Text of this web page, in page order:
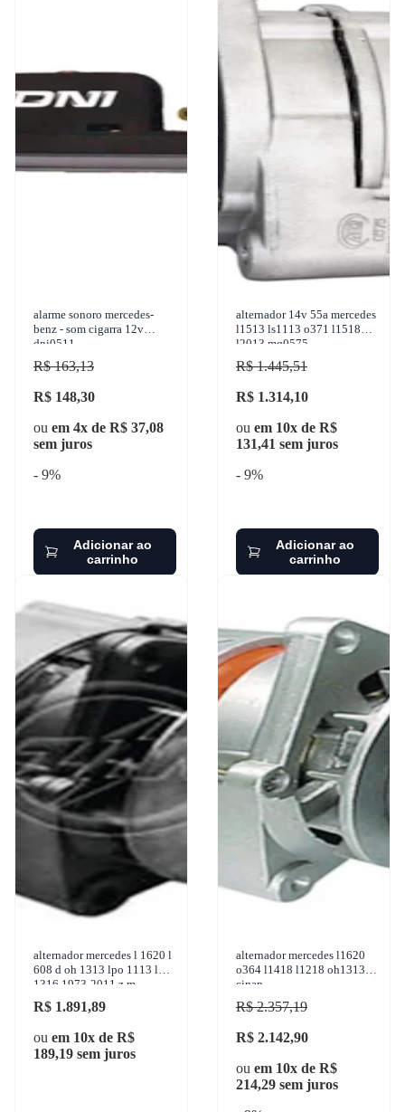
alarme sonoro mercedes-
benz - som cigarra 12v
dni0511
R$ 163,13
R$ 148,30
ou em 4x de R$ 37,08
sem juros
- 9%
Adicionar ao
carrinho
alternador 14v 55a mercedes
l1513 ls1113 o371 l1518
l2013 mq0575
R$ 1.445,51
R$ 1.314,10
ou em 10x de R$
131,41 sem juros
- 9%
Adicionar ao
carrinho
alternador mercedes l 1620 l
608 d oh 1313 lpo 1113 l
1316 1973-2011 z.m. -
90.101.02
R$ 1.891,89
ou em 10x de R$
189,19 sem juros
alternador mercedes l1620
o364 l1418 l1218 oh1313
cinap
R$ 2.357,19
R$ 2.142,90
ou em 10x de R$
214,29 sem juros